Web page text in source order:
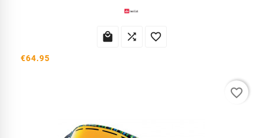
  
€64.95
favorite_border